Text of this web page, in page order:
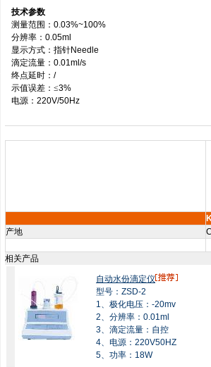
技术参数
测量范围：0.03%~100%
分辨率：0.05ml
显示方式：指针Needle
滴定流量：0.01ml/s
终点延时：/
示值误差：≤3%
电源：220V/50Hz
产地
相关产品
自动水份滴定仪
型号：ZSD-2
1、极化电压：-20mv
2、分辨率：0.01ml
3、滴定流量：自控
4、电源：220V50HZ
5、功率：18W